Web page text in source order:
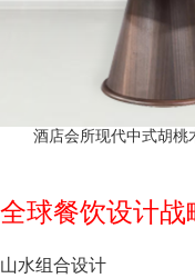
酒店会所现代中式胡桃
全球餐饮设计战
山水组合设计